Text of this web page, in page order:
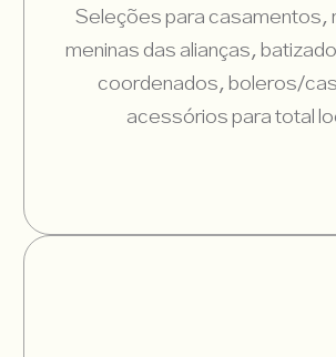
Seleções para casamentos,
meninas das alianças,
coordenados, boleros/
acessórios para total